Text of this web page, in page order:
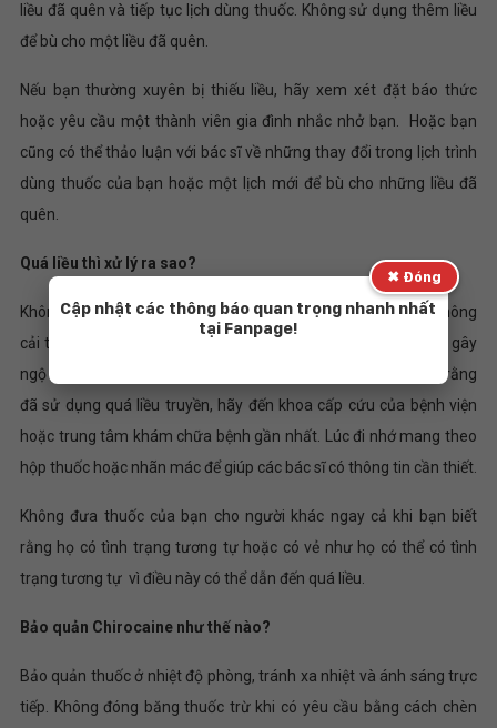
liều đã quên và tiếp tục lịch dùng thuốc. Không sử dụng thêm liều
để bù cho một liều đã quên.
Nếu bạn thường xuyên bị thiếu liều, hãy xem xét đặt báo thức
hoặc yêu cầu một thành viên gia đình nhắc nhở bạn. Hoặc bạn
cũng có thể thảo luận với bác sĩ về những thay đổi trong lịch trình
dùng thuốc của bạn hoặc một lịch mới để bù cho những liều đã
quên.
Quá liều thì xử lý ra sao?
Không sử dụng nhiều hơn liều quy định. Uống nhiều thuốc sẽ không
cải thiện các triệu chứng của bạn; thay vào đó chúng có thể gây
ngộ độc hoặc tác dụng phụ nghiêm trọng. Nếu bạn nghi ngờ rằng
đã sử dụng quá liều truyền, hãy đến khoa cấp cứu của bệnh viện
hoặc trung tâm khám chữa bệnh gần nhất. Lúc đi nhớ mang theo
hộp thuốc hoặc nhãn mác để giúp các bác sĩ có thông tin cần thiết.
Không đưa thuốc của bạn cho người khác ngay cả khi bạn biết
rằng họ có tình trạng tương tự hoặc có vẻ như họ có thể có tình
trạng tương tự vì điều này có thể dẫn đến quá liều.
Bảo quản Chirocaine như thế nào?
Bảo quản thuốc ở nhiệt độ phòng, tránh xa nhiệt và ánh sáng trực
tiếp. Không đóng băng thuốc trừ khi có yêu cầu bằng cách chèn
✖ Đóng
Cập nhật các thông báo quan trọng nhanh nhất
tại Fanpage!